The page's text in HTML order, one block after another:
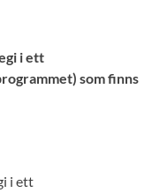
i ett
som finns
i ett